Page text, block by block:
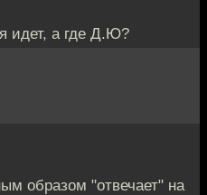
идет, а где Д.Ю?
образом "отвечает" на